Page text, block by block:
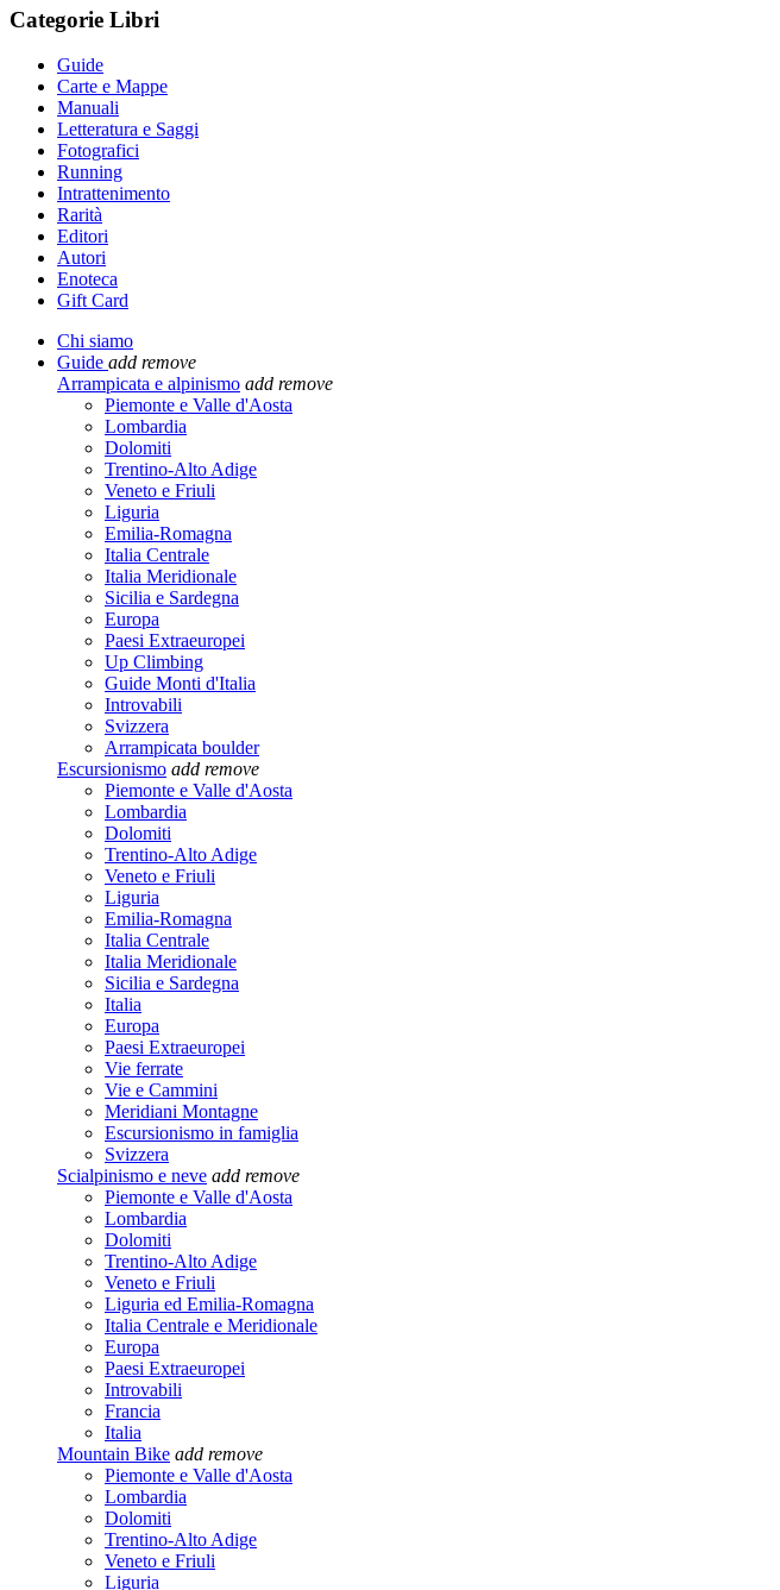
Categorie Libri
Guide
Carte e Mappe
Manuali
Letteratura e Saggi
Fotografici
Running
Intrattenimento
Rarità
Editori
Autori
Enoteca
Gift Card
Chi siamo
Guide add remove
Arrampicata e alpinismo add remove
Piemonte e Valle d'Aosta
Lombardia
Dolomiti
Trentino-Alto Adige
Veneto e Friuli
Liguria
Emilia-Romagna
Italia Centrale
Italia Meridionale
Sicilia e Sardegna
Europa
Paesi Extraeuropei
Up Climbing
Guide Monti d'Italia
Introvabili
Svizzera
Arrampicata boulder
Escursionismo add remove
Piemonte e Valle d'Aosta
Lombardia
Dolomiti
Trentino-Alto Adige
Veneto e Friuli
Liguria
Emilia-Romagna
Italia Centrale
Italia Meridionale
Sicilia e Sardegna
Italia
Europa
Paesi Extraeuropei
Vie ferrate
Vie e Cammini
Meridiani Montagne
Escursionismo in famiglia
Svizzera
Scialpinismo e neve add remove
Piemonte e Valle d'Aosta
Lombardia
Dolomiti
Trentino-Alto Adige
Veneto e Friuli
Liguria ed Emilia-Romagna
Italia Centrale e Meridionale
Europa
Paesi Extraeuropei
Introvabili
Francia
Italia
Mountain Bike add remove
Piemonte e Valle d'Aosta
Lombardia
Dolomiti
Trentino-Alto Adige
Veneto e Friuli
Liguria